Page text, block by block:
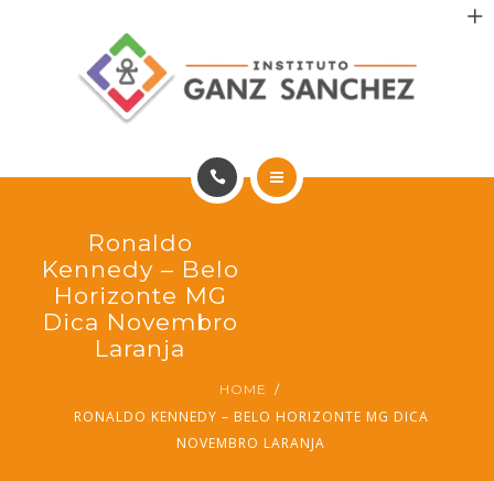
INCENTIVO AOS PACIENTES
PORTFÓLIO
MAIS SAÚDE
INCENTIVO AOS PACIENTES
INCENTIVO AOS PROFISSIONAIS
Ronaldo
Kennedy – Belo
Horizonte MG
Dica Novembro
Laranja
HOME
RONALDO KENNEDY – BELO HORIZONTE MG DICA
NOVEMBRO LARANJA